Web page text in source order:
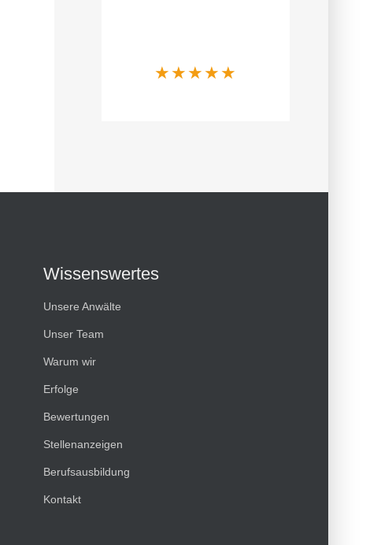
★★★★★
Wissenswertes
Unsere Anwälte
Unser Team
Warum wir
Erfolge
Bewertungen
Stellenanzeigen
Berufsausbildung
Kontakt